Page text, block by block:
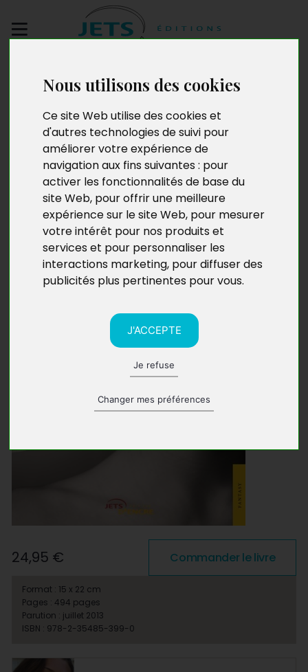
Nous utilisons des cookies
Ce site Web utilise des cookies et
d'autres technologies de suivi pour
améliorer votre expérience de
navigation aux fins suivantes : pour
activer les fonctionnalités de base du
site Web, pour offrir une meilleure
expérience sur le site Web, pour mesurer
votre intérêt pour nos produits et
services et pour personnaliser les
interactions marketing, pour diffuser des
publicités plus pertinentes pour vous.
J'ACCEPTE
Je refuse
Changer mes préférences
manuscrit
Entité
24,95 € Commander le livre
Format : 15 x 22 cm
Pages : 494 pages
Parution : juillet 2013
ISBN : 978-2-35485-399-0